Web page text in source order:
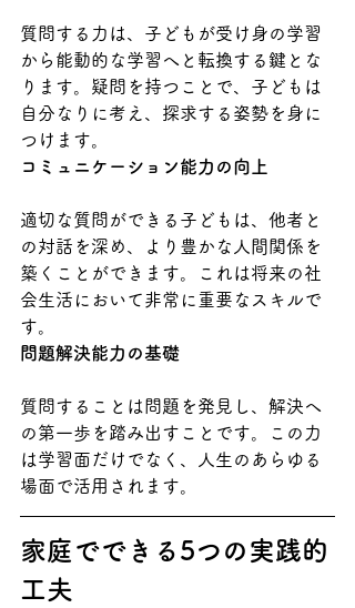
質問する力は、子どもが受け身の学習
から能動的な学習へと転換する鍵とな
ります。疑問を持つことで、子どもは
自分なりに考え、探求する姿勢を身に
つけます。
コミュニケーション能力の向上
適切な質問ができる子どもは、他者と
の対話を深め、より豊かな人間関係を
築くことができます。これは将来の社
会生活において非常に重要なスキルで
す。
問題解決能力の基礎
質問することは問題を発見し、解決へ
の第一歩を踏み出すことです。この力
は学習面だけでなく、人生のあらゆる
場面で活用されます。
家庭でできる5つの実践的
工夫